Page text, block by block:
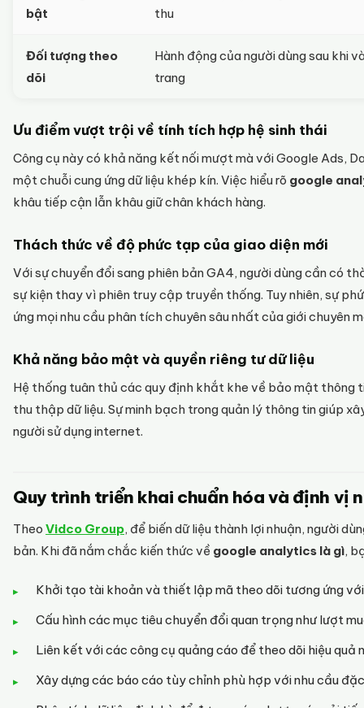
bật
thu
Đối tượng theo
dõi
Hành động của người dùng sau khi
trang
Ưu điểm vượt trội về tính tích hợp hệ sinh thái
Công cụ này có khả năng kết nối mượt mà với Google Ads,
một chuỗi cung ứng dữ liệu khép kín. Việc hiểu rõ google
khâu tiếp cận lẫn khâu giữ chân khách hàng.
Thách thức về độ phức tạp của giao diện mới
Với sự chuyển đổi sang phiên bản GA4, người dùng cần có
sự kiện thay vì phiên truy cập truyền thống. Tuy nhiên, sự
ứng mọi nhu cầu phân tích chuyên sâu nhất của giới chuyên
Khả năng bảo mật và quyền riêng tư dữ liệu
Hệ thống tuân thủ các quy định khắt khe về bảo mật thông
thu thập dữ liệu. Sự minh bạch trong quản lý thông tin giúp
người sử dụng internet.
Quy trình triển khai chuẩn hóa và định vị
Theo Vidco Group, để biến dữ liệu thành lợi nhuận, người
bản. Khi đã nắm chắc kiến thức về google analytics là gì,
Khởi tạo tài khoản và thiết lập mã theo dõi tương ứng
Cấu hình các mục tiêu chuyển đổi quan trọng như lượt
Liên kết với các công cụ quảng cáo để theo dõi hiệu quả
Xây dựng các báo cáo tùy chỉnh phù hợp với nhu cầu